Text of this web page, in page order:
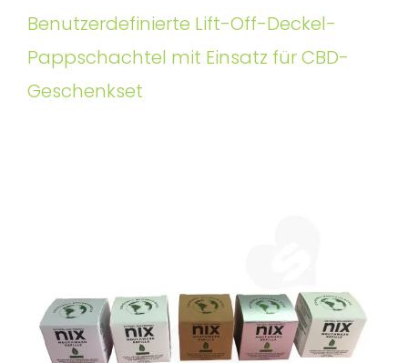
Benutzerdefinierte Lift-Off-Deckel-
Pappschachtel mit Einsatz für CBD-
Geschenkset